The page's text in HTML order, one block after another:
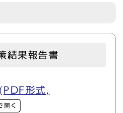
結果報告書
形式,
開く